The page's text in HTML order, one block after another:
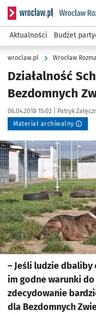
Serwis informacyjny
Aktualności Budżet
wroclaw.pl Wrocław
Działalność
Bezdomnych
Data publikacji:
06.04.2018 15:02 | Autor:
Patryk
Materiał archiwalny
Kliknij, aby powiększyć
– Jeśli ludzie
im godne warunki
zdecydowanie
dla Bezdomnych